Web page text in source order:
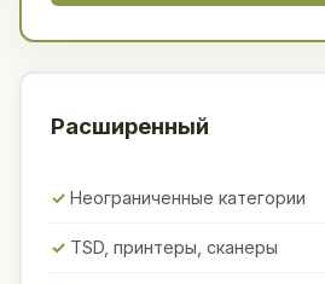
Расширенный
Неограниченные категории
TSD, принтеры, сканеры